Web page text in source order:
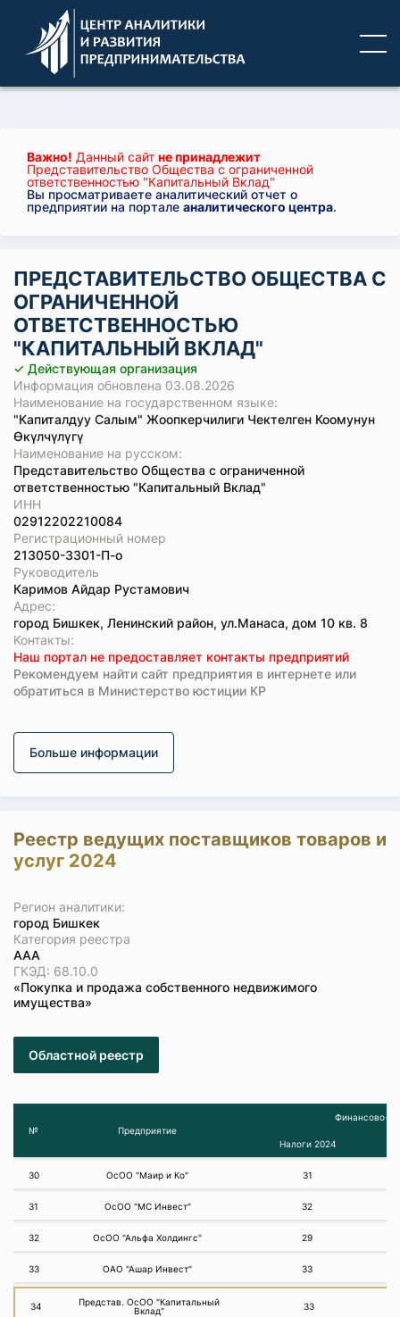
Важно! Данный сайт не принадлежит
Представительство Общества с ограниченной
ответственностью "Капитальный Вклад"
Вы просматриваете аналитический отчет о
предприятии на портале аналитического центра.
ПРЕДСТАВИТЕЛЬСТВО ОБЩЕСТВА С
ОГРАНИЧЕННОЙ
ОТВЕТСТВЕННОСТЬЮ
"КАПИТАЛЬНЫЙ ВКЛАД"
✓ Действующая организация
Информация обновлена 03.08.2026
Наименование на государственном языке:
"Капиталдуу Салым" Жоопкерчилиги Чектелген Коомунун
Өкүлчүлүгү
Наименование на русском:
Представительство Общества с ограниченной
ответственностью "Капитальный Вклад"
ИНН
02912202210084
Регистрационный номер
213050-3301-П-о
Руководитель
Каримов Айдар Рустамович
Адрес:
город Бишкек, Ленинский район, ул.Манаса, дом 10 кв. 8
Koнтaкты:
Наш портал не предоставляет контакты предприятий
Рекомендуем найти сайт предприятия в интернете или
обратиться в Министерство юстиции КР
Больше информации
Реестр ведущих поставщиков товаров и
услуг 2024
Регион аналитики:
город Бишкек
Категория реестра
ААА
ГКЭД: 68.10.0
«Покупка и продажа собственного недвижимого
имущества»
Областной реестр
№ Предприятие
Финансово-
Налоги 2024
30 ОсОО "Маир и Ко" 31
31 ОсОО "МС Инвест" 32
32 ОсОО "Альфа Холдингс" 29
33 ОАО "Ашар Инвест" 33
34
Представ. ОсОО "Капитальный
Вклад"
33